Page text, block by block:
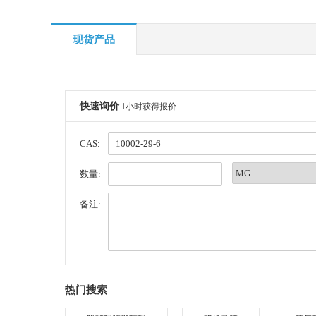
现货产品
快速询价 1小时获得报价
CAS:
数量:
备注:
热门搜索